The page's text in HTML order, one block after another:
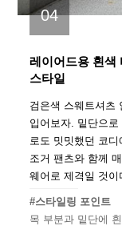
04
레이어드용 흰색
스타일
검은색 스웨트셔츠
입어보자. 밑단으
로도 밋밋했던 코
조거 팬츠와 함께
웨어로 제격일 것이
#스타일링 포인트
목 부분과 밑단에